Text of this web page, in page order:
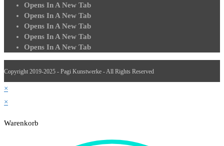
Opens In A New Tab
Opens In A New Tab
Opens In A New Tab
Opens In A New Tab
Opens In A New Tab
Copyright 2019-2025 - Pagi Kunstwerke - All Rights Reserved
×
×
Warenkorb